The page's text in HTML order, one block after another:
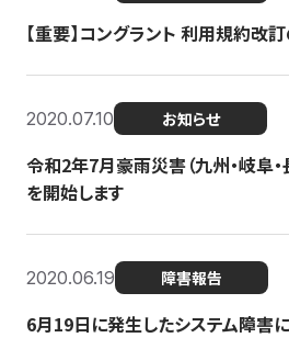
【重要】コングラント 利用規約改
2020.07.10 お知らせ
令和2年7月豪雨災害（九州・岐阜
を開始します
2020.06.19 障害報告
6月19日に発生したシステム障害